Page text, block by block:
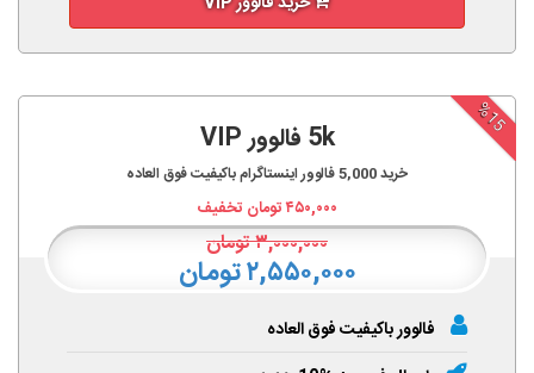
%15
5k فالوور VIP
خرید5,000فالوور اینستاگرام باکیفیت فوق العاده
۴۵۰,۰۰۰تومان تخفیف
۳,۰۰۰,۰۰۰تومان
۲,۵۵۰,۰۰۰ تومان
فالوور باکیفیت فوق العاده